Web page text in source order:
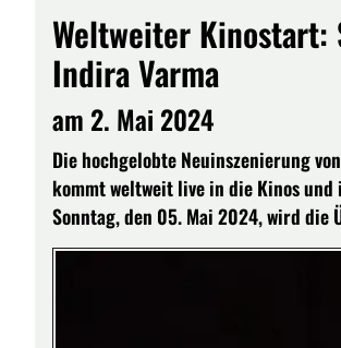
Weltweiter Kinostart:
Indira Varma
am 2. Mai 2024
Die hochgelobte Neuinszenierung
kommt weltweit live in die Kinos
Sonntag, den 05. Mai 2024, wird